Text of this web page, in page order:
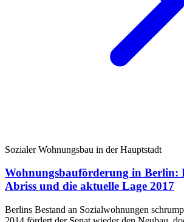
Sozialer Wohnungsbau in der Hauptstadt
Wohnungsbauförderung in Berlin:
Abriss und die aktuelle Lage 2017
Berlins Bestand an Sozialwohnungen